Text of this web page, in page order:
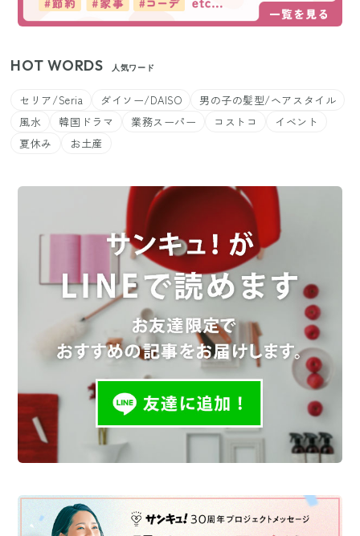
HOT WORDS 人気ワード
セリア/Seria ダイソー/DAISO
男の子の髪型/ヘアスタイル
風水
韓国ドラマ 業務スーパー コストコ
イベント
夏休み
お土産